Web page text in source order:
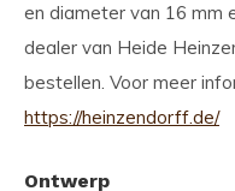
en diameter van 16 mm
dealer van Heide
bestellen. Voor meer
https://heinzendorff.de/
Ontwerp